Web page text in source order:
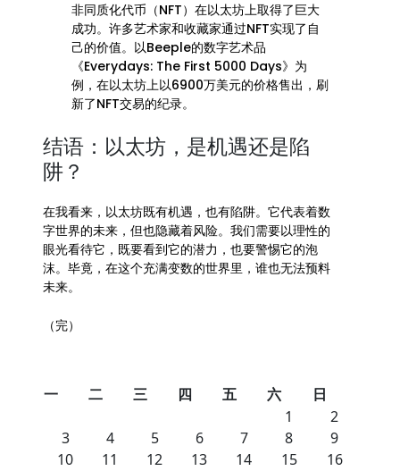
非同质化代币（NFT）在以太坊上取得了巨大
成功。许多艺术家和收藏家通过NFT实现了自
己的价值。以Beeple的数字艺术品
《Everydays: The First 5000 Days》为
例，在以太坊上以6900万美元的价格售出，刷
新了NFT交易的纪录。
结语：以太坊，是机遇还是陷
阱？
在我看来，以太坊既有机遇，也有陷阱。它代表着数
字世界的未来，但也隐藏着风险。我们需要以理性的
眼光看待它，既要看到它的潜力，也要警惕它的泡
沫。毕竟，在这个充满变数的世界里，谁也无法预料
未来。
（完）
一 二 三 四 五 六
日
1
2
3
4 5 6 7 8
9
10
11 12 13 14 15 16